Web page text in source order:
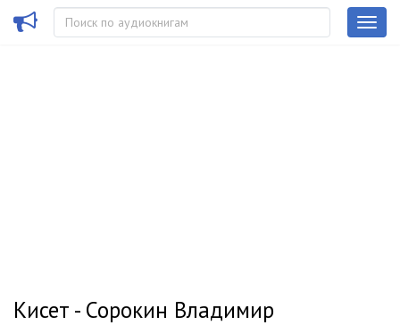
Кисет - Сорокин Владимир